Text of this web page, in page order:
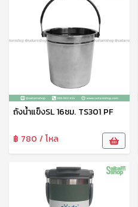
ถังน้ำแข็งSL 16ซม. TS301 PF
฿ 780 / โหล